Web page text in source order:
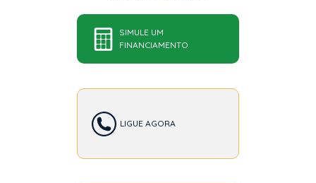
SIMULE UM
FINANCIAMENTO
LIGUE AGORA